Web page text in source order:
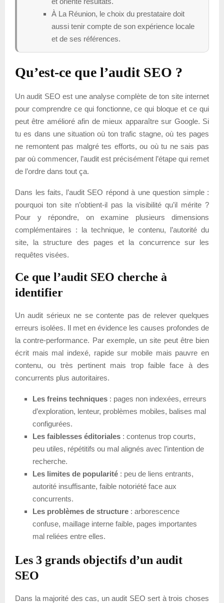
À La Réunion, le choix du prestataire doit
aussi tenir compte de son expérience locale
et de ses références.
Qu’est-ce que l’audit SEO ?
Un audit SEO est une analyse complète de ton site internet
pour comprendre ce qui fonctionne, ce qui bloque et ce qui
peut être amélioré afin de mieux apparaître sur Google. Si
tu es dans une situation où ton trafic stagne, où tes pages
ne remontent pas malgré tes efforts, ou où tu ne sais pas
par où commencer, l’audit est précisément l’étape qui remet
de l’ordre dans tout ça.
Dans les faits, l’audit SEO répond à une question simple :
pourquoi ton site n’obtient-il pas la visibilité qu’il mérite ?
Pour y répondre, on examine plusieurs dimensions
complémentaires : la technique, le contenu, l’autorité du
site, la structure des pages et la concurrence sur les
requêtes visées.
Ce que l’audit SEO cherche à
identifier
Un audit sérieux ne se contente pas de relever quelques
erreurs isolées. Il met en évidence les causes profondes de
la contre-performance. Par exemple, un site peut être bien
écrit mais mal indexé, rapide sur mobile mais pauvre en
contenu, ou très pertinent mais trop faible face à des
concurrents plus autoritaires.
Les freins techniques : pages non indexées, erreurs
d’exploration, lenteur, problèmes mobiles, balises mal
configurées.
Les faiblesses éditoriales : contenus trop courts,
peu utiles, répétitifs ou mal alignés avec l’intention de
recherche.
Les limites de popularité : peu de liens entrants,
autorité insuffisante, faible notoriété face aux
concurrents.
Les problèmes de structure : arborescence
confuse, maillage interne faible, pages importantes
mal reliées entre elles.
Les 3 grands objectifs d’un audit
SEO
Dans la majorité des cas, un audit SEO sert à trois choses